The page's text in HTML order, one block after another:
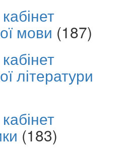
мови (187)
літератури
(183)